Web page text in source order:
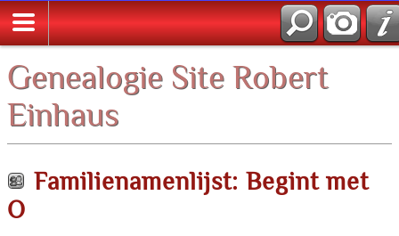
Genealogie Site Robert
Einhaus
Familienamenlijst: Begint met
O